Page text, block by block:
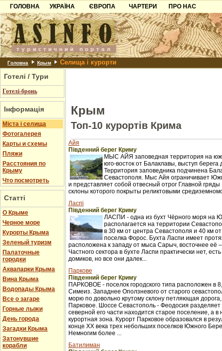
ГОЛОВНА
УКРАЇНА
Карпати
Азов
Причорноморря
Шацьк
ЄВРОПА
Чорногорія
Хорватія
Болгарія
Албанія
ЧАРТЕРИ
ПРО НАС
Контакти
Партнерам
Додати готель
Головна Крым Селища і курорти
Готелі / Тури
Готелі-бронь
Інформація
Міста і селища
Фотогалерея
Карты и схемы
Пляжи
Расстояния по
Крыму
Что посмотреть
Статті
О Крыме
Черное море
Курорты Крыма
Зеленый туризм
Палаточные
городки
Аквапарки Крыма
Вина Крыма
Водопады Крыма
Все о загаре
Горные лыжи
День города
Загадки Крыма
Затонувшие
корабли
Крым
Топ-10 курортів Крима
Айя
Південний берег Криму
МЫС АЙЯ заповедная территория на
юго-восток от Балаклавы, выступ
Территория заповедника подчинена
Севастополя. Мыс Айя ограничивает
и представляет собой отвесный отрог Главной
склоны которого покрыты реликтовыми
Ласпі
Південний берег Криму
ЛАСПИ - одна из бухт Чёрного моря на
располагается на территории
в 30 км от центра Севастополя и 40 км
поселка Форос. Бухта Ласпи имеет
расположена к западу от мыса Сарыч, восточнее её
Частного сектора в бухте Ласпи практически нет,
домиков, но все они далек...
Паркове
Південний берег Криму
ПАРКОВОЕ - поселок городского типа расположен в
Симеиз. Западнее Оползневого от старого
морю по довольно крутому склону петляющая
Парковое. Шоссе Севастополь - Феодосия разделяет
северной его части находится старое поселение, а
курортная зона. Курорт Парковое образовался в
конце XX века трех небольших поселков Южного
Немногим более ...
Батилиман